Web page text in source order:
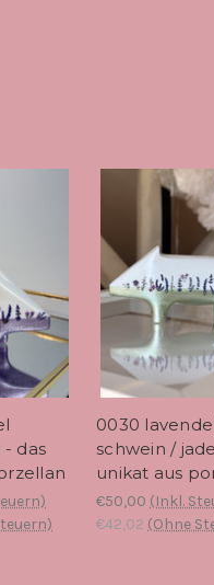
- das
0030
schwein /
unikat aus
€50,00 (Inkl.
€42,02 (Ohne